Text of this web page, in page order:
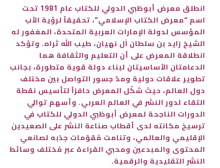
انطلق معرض أبوظبي الدولي للكتاب عام 1981 تحت
اسم “معرض الكتاب الإسلامي”، تحقيقاً لرؤية الأب
المؤسس لدولة الإمارات العربية المتحدة، المغفور له
الشيخ زايد بن سلطان آل نهيان، طيب الله ثراه. وتؤكد
انطلاقة المعرض على أن التعليم والثقافة هما
الدعامتان الأساسيتان لبناء دولة قوية متطورة، بجانب
تطوير علاقات دولية ومدّ جسور التواصل بين مختلف
دول العالم، حيث شكّل المعرض حافزاً لتأسيس نقطة
التقاء لدور النشر في العالم العربي. وأسهم توالي
الدورات الناجحة لمعرض أبوظبي الدولي للكتاب في
ترسيخ مكانته لدى أقطاب صناعة النشر على الصعيدين
الإقليمي والعالمي، وتنامت مُقوّمات جذبه لصانعي
المحتوى والمبدعين ومحبي القراءة عبر مُختلف وسائط
النشر التقليدية والرقمية.